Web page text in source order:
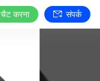
चैट करना संपर्क